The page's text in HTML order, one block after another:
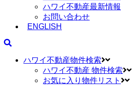
ハワイ不動産最新情報
お問い合わせ
ENGLISH
ハワイ不動産物件検索
ハワイ不動産 物件検索
お気に入り物件リスト